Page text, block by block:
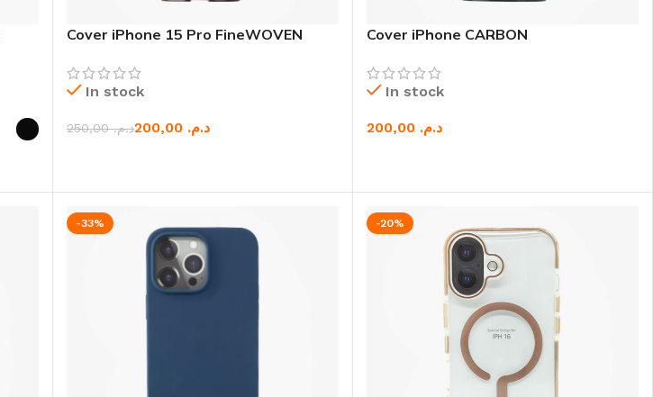
Cover iPhone 15 Pro FineWOVEN
In stock
د.م.250,00 د.م. 200,00
Cover iPhone CARBON
In stock
د.م.
-33% -20%